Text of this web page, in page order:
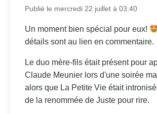
Publié le mercredi 22 juillet à 03:40
Un moment bien spécial pour eux!
détails sont au lien en commentaire.
Le duo mère-fils était présent pour
Claude Meunier lors d'une soirée
alors que La Petite Vie était
de la renommée de Juste pour rire.